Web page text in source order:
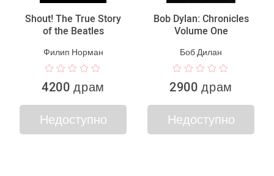
Shout! The True Story
of the Beatles
Филип Норман
4200 драм
Недоступно
Bob Dylan: Chronicles
Volume One
Боб Дилан
2900 драм
Недоступно